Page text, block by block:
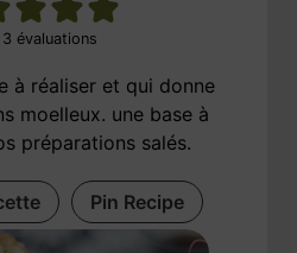
3 évaluations
à réaliser et qui donne
moelleux. une base à
préparations salés.
Pin Recipe